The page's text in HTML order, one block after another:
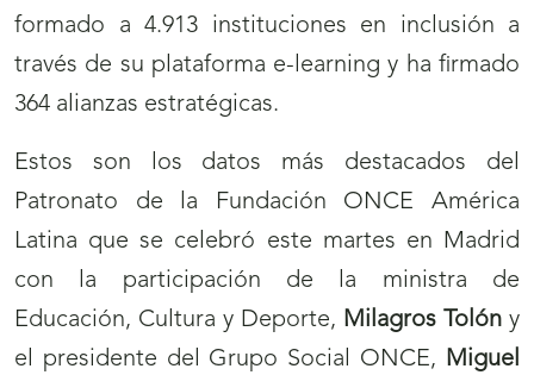
formado a 4.913 instituciones en inclusión a
través de su plataforma e-learning y ha firmado
364 alianzas estratégicas.
Estos son los datos más destacados del
Patronato de la Fundación ONCE América
Latina que se celebró este martes en Madrid
con la participación de la ministra de
Educación, Cultura y Deporte, Milagros Tolón y
el presidente del Grupo Social ONCE, Miguel